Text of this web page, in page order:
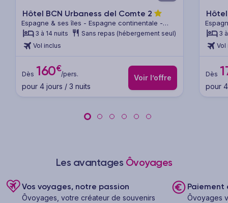
Hôtel BCN Urbaness del Comte 2
Espagne & ses îles - Espagne continentale -
Barcelone & sa région
3 à 14 nuits
Sans repas (hébergement seul)
Vol inclus
Dès 160€
/pers.
pour 4 jours / 3 nuits
Voir l’offre
3
Vol
Dès
pour
Les avantages Ôvoyages
Vos voyages, notre passion
Ôvoyages, votre créateur de souvenirs
Paiement
Ôvoyages